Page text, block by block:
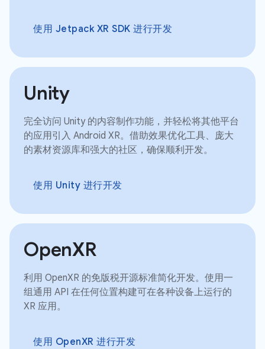
使用 Jetpack XR SDK 进行开发
Unity
完全访问 Unity 的内容制作功能，并轻松将其他平台
的应用引入 Android XR。借助效果优化工具、庞大
的素材资源库和强大的社区，确保顺利开发。
使用 Unity 进行开发
OpenXR
利用 OpenXR 的免版税开源标准简化开发。使用一
组通用 API 在任何位置构建可在各种设备上运行的
XR 应用。
使用 OpenXR 进行开发